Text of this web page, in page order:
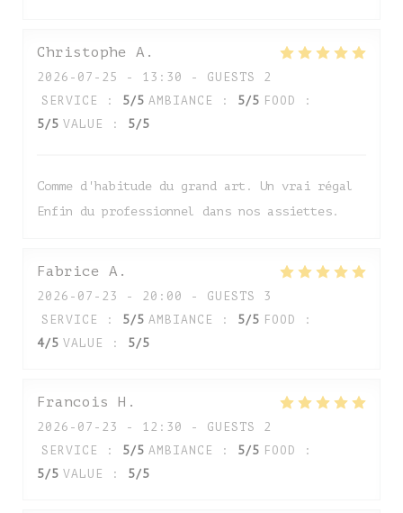
Christophe A
2026-07-25
- 13:30 - GUESTS 2
SERVICE
: 5/5 AMBIANCE : 5/5 FOOD
:
5/5 VALUE : 5/5
Comme d'habitude du grand art. Un vrai régal
Enfin du professionnel dans nos assiettes.
Fabrice A
2026-07-23
- 20:00 - GUESTS 3
SERVICE
: 5/5 AMBIANCE : 5/5 FOOD
:
4/5 VALUE : 5/5
Francois H
2026-07-23
- 12:30 - GUESTS 2
SERVICE
: 5/5 AMBIANCE : 5/5 FOOD
:
5/5 VALUE : 5/5